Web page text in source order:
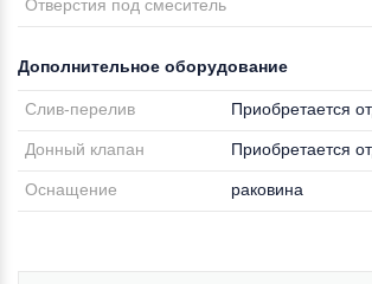
Отверстия под смеситель
Дополнительное оборудование
Слив-перелив Приобретается
Донный клапан Приобретается
Оснащение раковина